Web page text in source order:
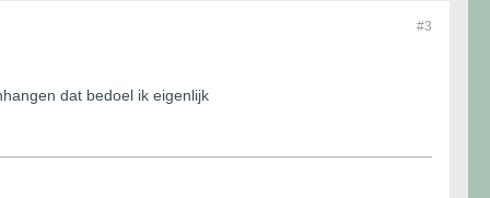
#3
dat bedoel ik eigenlijk